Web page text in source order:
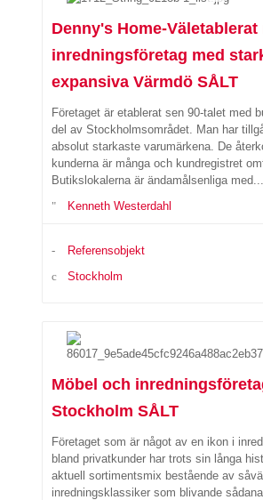
Denny's Home-
inredningsföretag med
expansiva Värmdö SÅLT
Företaget är etablerat sen 90-talet med
del av Stockholmsområdet. Man har
absolut starkaste varumärkena. De
kunderna är många och kundregistret
Butikslokalerna är ändamålsenliga med...
Kenneth Westerdahl
Referensobjekt
Stockholm
Möbel och
Stockholm SÅLT
Företaget som är något av en ikon i
bland privatkunder har trots sin långa
aktuell sortimentsmix bestående av såväl
inredningsklassiker som blivande